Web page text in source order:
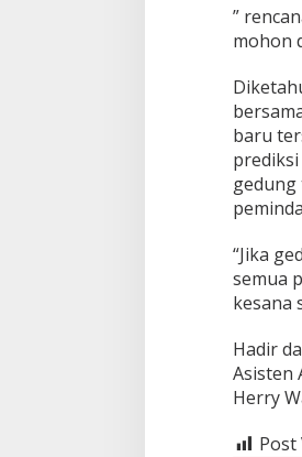
”
mohon
baru
gedung
“Jika
semua
kesana
Hadir
Asisten
Herry
Post